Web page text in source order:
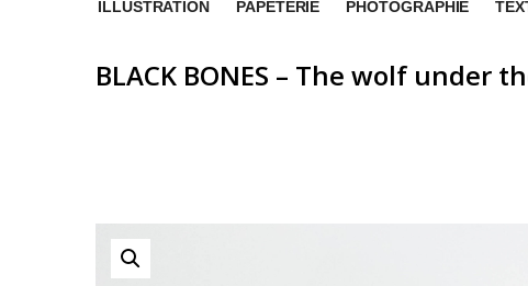
ILLUSTRATION PAPETERIE PHOTOGRAPHIE
BLACK BONES – The wolf under